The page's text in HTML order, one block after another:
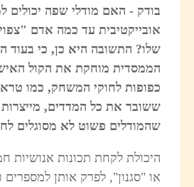
בודק - האם מודלי שפה יכולים
אובייקטיבית עד כמה אדם
שלו? התשובה היא כן, כי בעוד
הממסדית מוחקת את הקול
כפופות לחוקי המשחק, כמו
ששובר את כל המדדים,
שהמודלים פשוט לא מסוגלים
היכולת לקחת תכונות אנושיות
או "סגנון", לפרק אותן למספרים